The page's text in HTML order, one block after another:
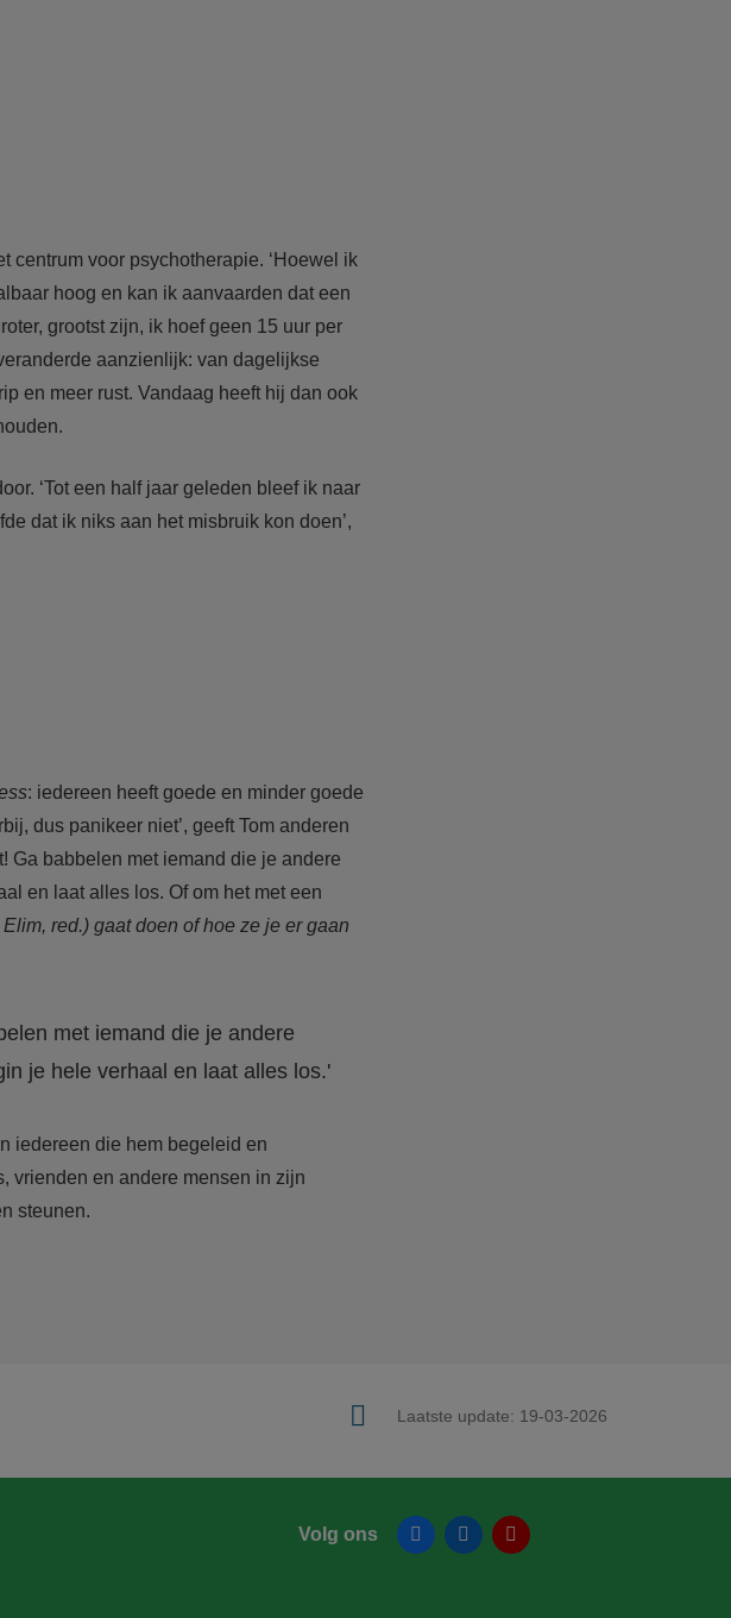
centrum voor psychotherapie. ‘Hoewel ik
hoog en kan ik aanvaarden dat een
grootst zijn, ik hoef geen 15 uur per
aanzienlijk: van dagelijkse
en meer rust. Vandaag heeft hij dan ook
‘Tot een half jaar geleden bleef ik naar
dat ik niks aan het misbruik kon doen’,
: iedereen heeft goede en minder goede
dus panikeer niet’, geeft Tom anderen
Ga babbelen met iemand die je andere
en laat alles los. Of om het met een
red.) gaat doen of hoe ze je er gaan
met iemand die je andere
je hele verhaal en laat alles los.'
iedereen die hem begeleid en
vrienden en andere mensen in zijn
steunen.
Laatste update: 19-03-2026
Volg ons FacebookLinkedinYouTube